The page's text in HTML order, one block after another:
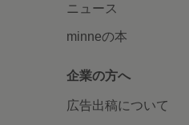
ニュース
minneの本
企業の方へ
広告出稿について